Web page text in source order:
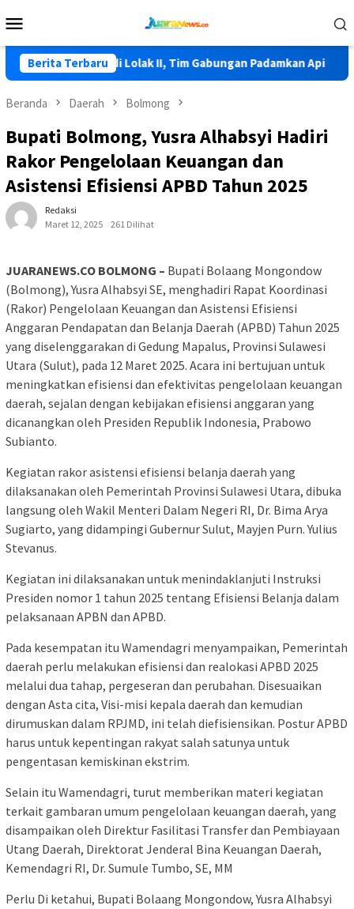
ke
Mobile
Berita Terbaru
Terjadi di Lolak II, Tim Gabungan Padamkan Api
Beranda Daerah Bolmong
Bupati Bolmong, Yusra Alhabsyi Hadiri
Rakor Pengelolaan Keuangan dan
Asistensi Efisiensi APBD Tahun 2025
Redaksi
Maret 12, 2025
261 Dilihat
JUARANEWS.CO BOLMONG – Bupati Bolaang Mongondow
(Bolmong), Yusra Alhabsyi SE, menghadiri Rapat Koordinasi
(Rakor) Pengelolaan Keuangan dan Asistensi Efisiensi
Anggaran Pendapatan dan Belanja Daerah (APBD) Tahun 2025
yang diselenggarakan di Gedung Mapalus, Provinsi Sulawesi
Utara (Sulut), pada 12 Maret 2025. Acara ini bertujuan untuk
meningkatkan efisiensi dan efektivitas pengelolaan keuangan
daerah, sejalan dengan kebijakan efisiensi anggaran yang
dicanangkan oleh Presiden Republik Indonesia, Prabowo
Subianto.
Kegiatan rakor asistensi efisiensi belanja daerah yang
dilaksanakan oleh Pemerintah Provinsi Sulawesi Utara, dibuka
langsung oleh Wakil Menteri Dalam Negeri RI, Dr. Bima Arya
Sugiarto, yang didampingi Gubernur Sulut, Mayjen Purn. Yulius
Stevanus.
Kegiatan ini dilaksanakan untuk menindaklanjuti Instruksi
Presiden nomor 1 tahun 2025 tentang Efisiensi Belanja dalam
pelaksanaan APBN dan APBD.
Pada kesempatan itu Wamendagri menyampaikan, Pemerintah
daerah perlu melakukan efisiensi dan realokasi APBD 2025
melalui dua tahap, pergeseran dan perubahan. Disesuaikan
dengan Asta cita, Visi-misi kepala daerah dan kemudian
dirumuskan dalam RPJMD, ini telah diefisiensikan. Postur APBD
harus untuk kepentingan rakyat salah satunya untuk
pengentasan kemiskinan ekstrim.
Selain itu Wamendagri, turut memberikan materi kegiatan
terkait gambaran umum pengelolaan keuangan daerah, yang
disampaikan oleh Direktur Fasilitasi Transfer dan Pembiayaan
Utang Daerah, Direktorat Jenderal Bina Keuangan Daerah,
Kemendagri RI, Dr. Sumule Tumbo, SE, MM
Perlu Di ketahui, Bupati Bolaang Mongondow, Yusra Alhabsyi